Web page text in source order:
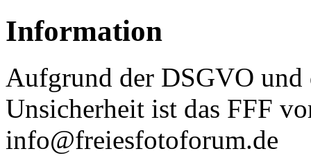
Information
Aufgrund der DSGVO und
Unsicherheit ist das FFF
info@freiesfotoforum.de